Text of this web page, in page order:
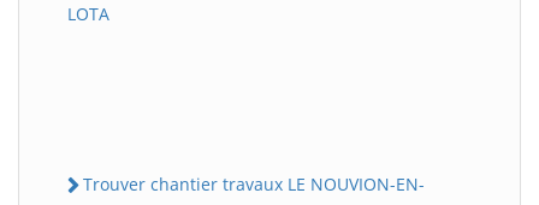
LOTA
Trouver chantier travaux LE NOUVION-EN-